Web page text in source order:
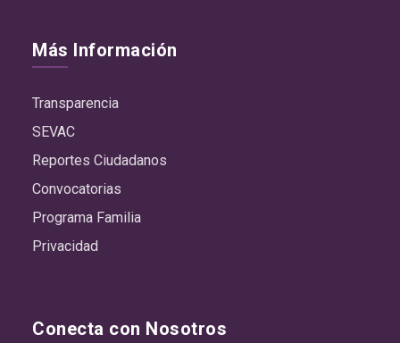
Más Información
Transparencia
SEVAC
Reportes Ciudadanos
Convocatorias
Programa Familia
Privacidad
Conecta con Nosotros